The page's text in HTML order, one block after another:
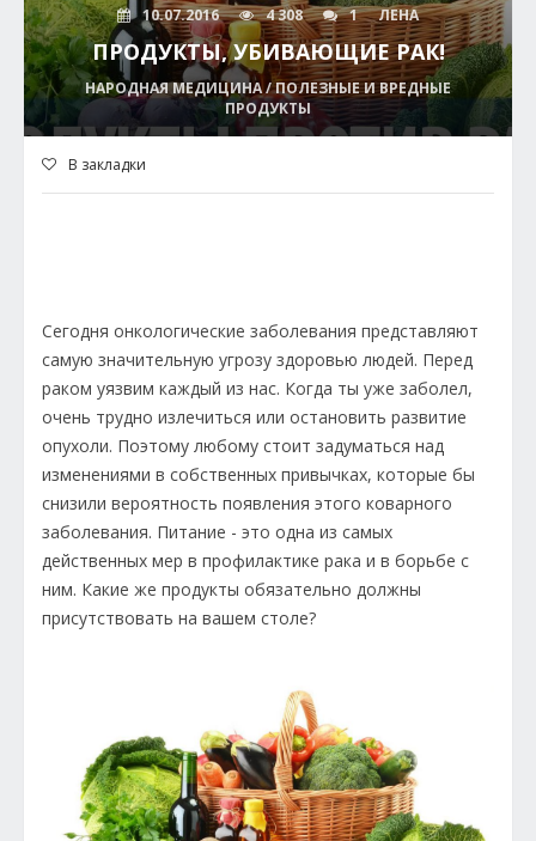
10.07.2016 4 308 1 ЛЕНА
ПРОДУКТЫ, УБИВАЮЩИЕ РАК!
НАРОДНАЯ МЕДИЦИНА / ПОЛЕЗНЫЕ И ВРЕДНЫЕ
ПРОДУКТЫ
В закладки
Сегодня онкологические заболевания представляют
самую значительную угрозу здоровью людей. Перед
раком уязвим каждый из нас. Когда ты уже заболел,
очень трудно излечиться или остановить развитие
опухоли. Поэтому любому стоит задуматься над
изменениями в собственных привычках, которые бы
снизили вероятность появления этого коварного
заболевания. Питание - это одна из самых
действенных мер в профилактике рака и в борьбе с
ним. Какие же продукты обязательно должны
присутствовать на вашем столе?